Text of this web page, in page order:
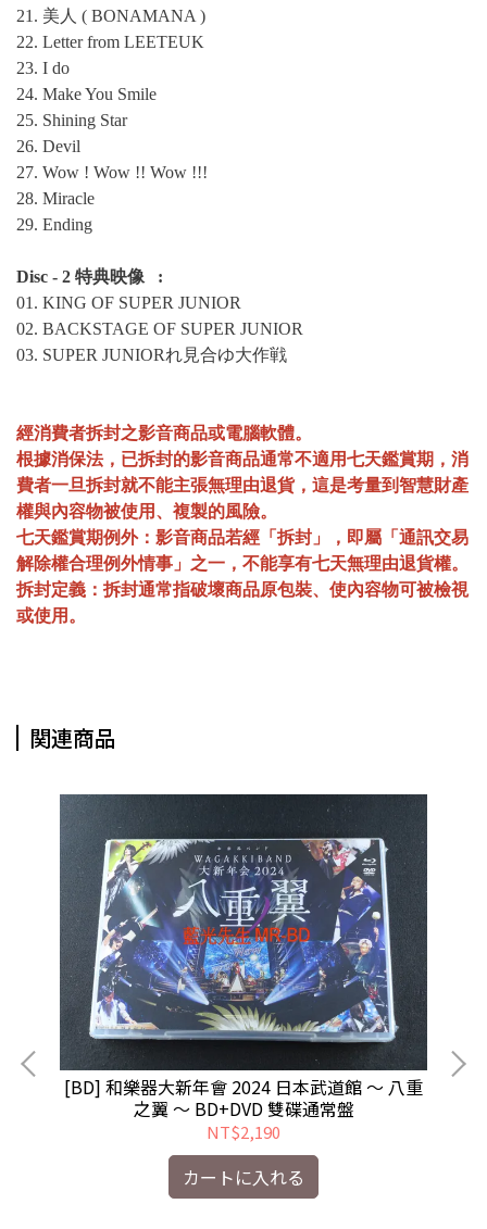
21. 美人 ( BONAMANA )
22. Letter from LEETEUK
23. I do
24. Make You Smile
25. Shining Star
26. Devil
27. Wow ! Wow !! Wow !!!
28. Miracle
29. Ending
Disc - 2 特典映像 :
01. KING OF SUPER JUNIOR
02. BACKSTAGE OF SUPER JUNIOR
03. SUPER JUNIORれ見合ゆ大作戦
經消費者拆封之影音商品或電腦軟體。
根據消保法，已拆封的影音商品通常不適用七天鑑賞期，消
費者一旦拆封就不能主張無理由退貨，這是考量到智慧財產
權與內容物被使用、複製的風險。
七天鑑賞期例外：影音商品若經「拆封」，即屬「通訊交易
解除權合理例外情事」之一，不能享有七天無理由退貨權。
拆封定義：拆封通常指破壞商品原包裝、使內容物可被檢視
或使用。
関連商品
[BD] 和樂器大新年會 2024 日本武道館 〜 八重
之翼 〜 BD+DVD 雙碟通常盤
NT$2,190
カートに入れる